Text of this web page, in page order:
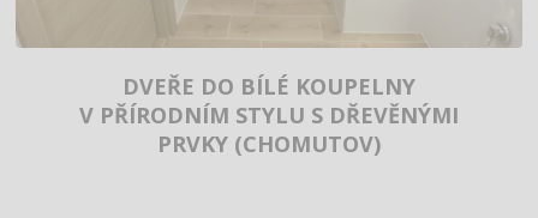
DVEŘE DO BÍLÉ KOUPELNY
V PŘÍRODNÍM STYLU S DŘEVĚNÝMI
PRVKY (CHOMUTOV)